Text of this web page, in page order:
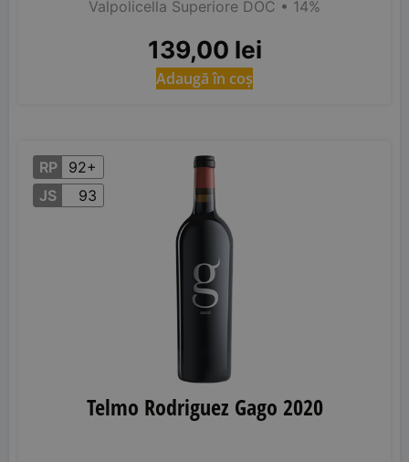
Valpolicella Superiore DOC • 14%
139,00 lei
Adaugă în coș
RP
92+
JS
93
Telmo Rodriguez Gago 2020